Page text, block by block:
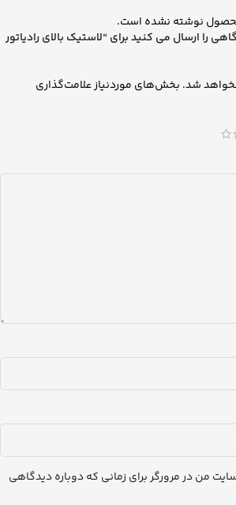
نوشته نشده است.
را ارسال می کنید برای “لاستیک بالای رادیاتور
شد. بخش‌های موردنیاز علامت‌گذاری
من در مرورگر برای زمانی که دوباره دیدگاهی